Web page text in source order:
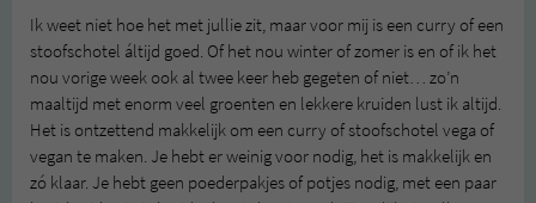
Ik weet niet hoe het met jullie zit, maar voor mij is een curry of een
stoofschotel áltijd goed. Of het nou winter of zomer is en of ik het
nou vorige week ook al twee keer heb gegeten of niet… zo’n
maaltijd met enorm veel groenten en lekkere kruiden lust ik altijd.
Het is ontzettend makkelijk om een curry of stoofschotel vega of
vegan te maken. Je hebt er weinig voor nodig, het is makkelijk en
zó klaar. Je hebt geen poederpakjes of potjes nodig, met een paar